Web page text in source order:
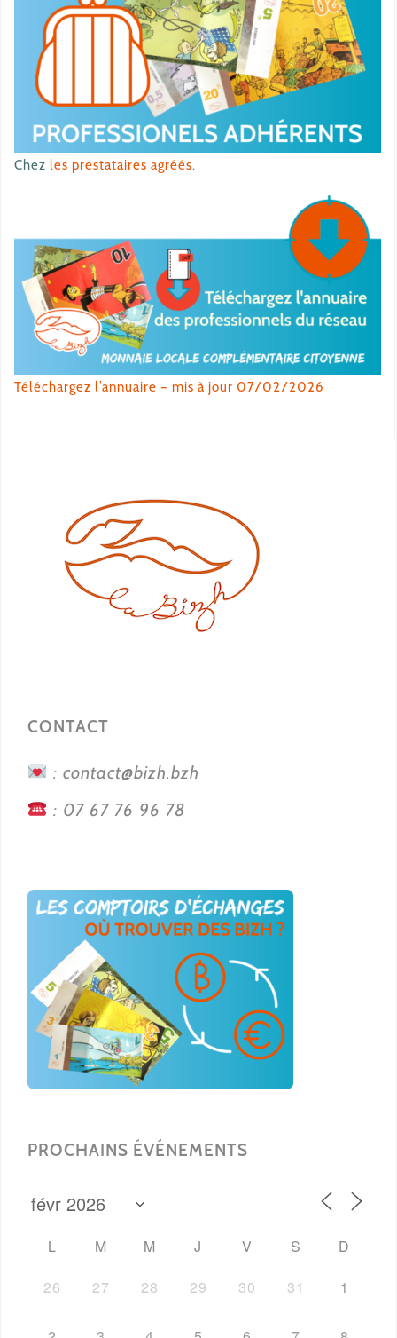
Chez les prestataires agréés.
Téléchargez l’annuaire – mis à jour 07/02/2026
CONTACT
: contact@bizh.bzh
: 07 67 76 96 78
PROCHAINS ÉVÉNEMENTS
L M M J V S
D
26
27 28 29 30 31 1